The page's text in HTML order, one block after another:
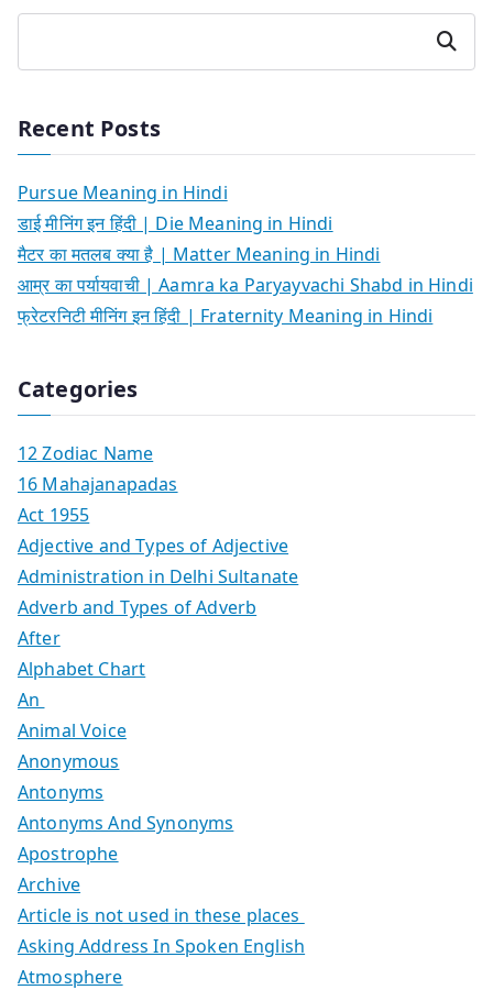
Search
Recent Posts
Pursue Meaning in Hindi
डाई मीनिंग इन हिंदी | Die Meaning in Hindi
मैटर का मतलब क्या है | Matter Meaning in Hindi
आम्र का पर्यायवाची | Aamra ka Paryayvachi Shabd in Hindi
फ्रेटरनिटी मीनिंग इन हिंदी | Fraternity Meaning in Hindi
Categories
12 Zodiac Name
16 Mahajanapadas
Act 1955
Adjective and Types of Adjective
Administration in Delhi Sultanate
Adverb and Types of Adverb
After
Alphabet Chart
An
Animal Voice
Anonymous
Antonyms
Antonyms And Synonyms
Apostrophe
Archive
Article is not used in these places
Asking Address In Spoken English
Atmosphere